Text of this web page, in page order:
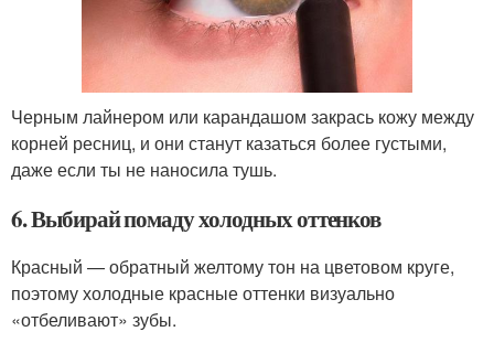
Черным лайнером или карандашом закрась кожу между
корней ресниц, и они станут казаться более густыми,
даже если ты не наносила тушь.
6. Выбирай помаду холодных оттенков
Красный — обратный желтому тон на цветовом круге,
поэтому холодные красные оттенки визуально
«отбеливают» зубы.